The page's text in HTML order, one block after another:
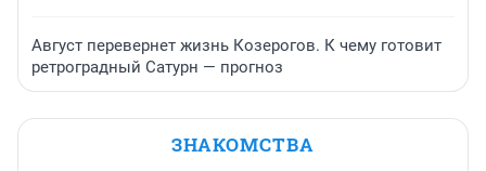
Август перевернет жизнь Козерогов. К чему готовит
ретроградный Сатурн — прогноз
ЗНАКОМСТВА